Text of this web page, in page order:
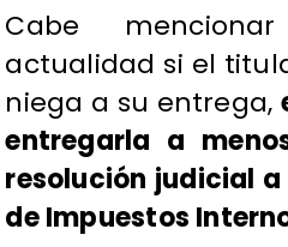
Cabe
actualidad si el
niega a su entrega,
entregarla a
resolución judicial
de Impuestos